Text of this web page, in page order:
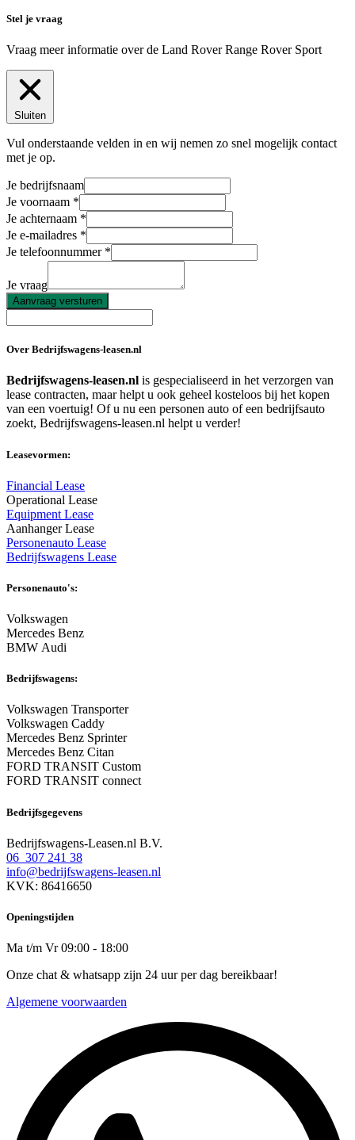
Stel je vraag
Vraag meer informatie over de Land Rover Range Rover Sport
Sluiten
Vul onderstaande velden in en wij nemen zo snel mogelijk contact
met je op.
Je bedrijfsnaam
Je voornaam
Je achternaam
Je e-mailadres
Je telefoonnummer
Je vraag
Aanvraag versturen
Over Bedrijfswagens-leasen.nl
Bedrijfswagens-leasen.nl is gespecialiseerd in het verzorgen van
lease contracten, maar helpt u ook geheel kosteloos bij het kopen
van een voertuig! Of u nu een personen auto of een bedrijfsauto
zoekt, Bedrijfswagens-leasen.nl helpt u verder!
Leasevormen:
Financial Lease
Operational Lease
Equipment Lease
Aanhanger Lease
Personenauto Lease
Bedrijfswagens Lease
Personenauto's:
Volkswagen
Mercedes Benz
BMW Audi
Bedrijfswagens:
Volkswagen Transporter
Volkswagen Caddy
Mercedes Benz Sprinter
Mercedes Benz Citan
FORD TRANSIT Custom
FORD TRANSIT connect
Bedrijfsgegevens
Bedrijfswagens-Leasen.nl B.V.
06 307 241 38
info@bedrijfswagens-leasen.nl
KVK: 86416650
Openingstijden
Ma t/m Vr 09:00 - 18:00
Onze chat & whatsapp zijn 24 uur per dag bereikbaar!
Algemene voorwaarden